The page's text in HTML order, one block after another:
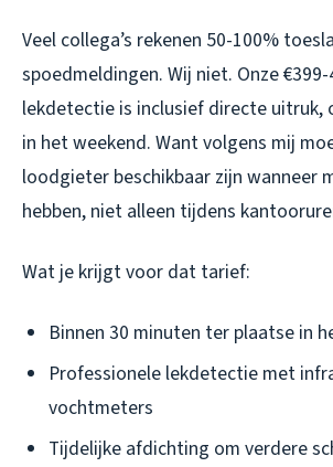
Veel collega’s rekenen 50-100%
spoedmeldingen. Wij niet. Onze
lekdetectie is inclusief directe uitruk,
in het weekend. Want volgens mij
loodgieter beschikbaar zijn wanneer
hebben, niet alleen tijdens
Wat je krijgt voor dat tarief:
Binnen 30 minuten ter plaatse in
Professionele lekdetectie met
vochtmeters
Tijdelijke afdichting om verdere